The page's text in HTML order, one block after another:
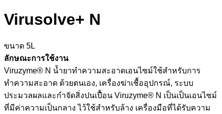
Virusolve+ N
ขนาด 5L
ลักษณะการใช้งาน
Viruzyme® N น้ำยาทำความสะอาดเอนไซม์ใช้สำหรับการ
ทำความสะอาด ด้วยตนเอง, เครื่องฆ่าเชื้ออุปกรณ์, ระบบ
ประมวลผลและกำจัดสิ่งปนเปื้อน Viruzyme® N เป็นเป็นเอนไซม์
ที่มีค่าความเป็นกลาง ไว้ใช้สำหรับล้าง เครื่องมือที่ได้รับความ